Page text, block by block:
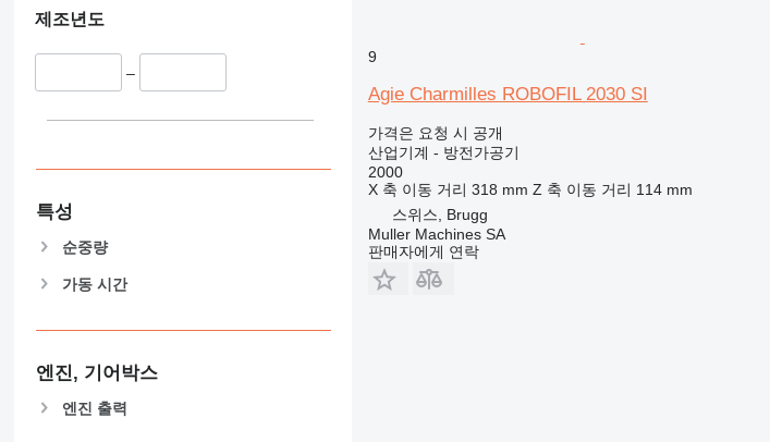
제조년도
–
특성
순중량
가동 시간
엔진, 기어박스
엔진 출력
9
Agie Charmilles ROBOFIL 2030 SI
가격은 요청 시 공개
산업기계 - 방전가공기
2000
X 축 이동 거리 318 mm Z 축 이동 거리 114 mm
스위스, Brugg
Muller Machines SA
판매자에게 연락